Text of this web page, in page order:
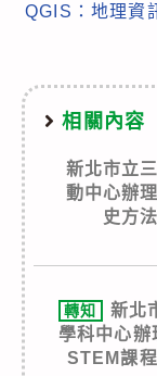
QGIS：地理資
相關內容
新北市立
動中心辦
史方
轉知
新北
學科中心
STEM課